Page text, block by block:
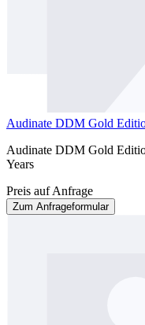
Audinate DDM Gold
Audinate DDM Gold
Years
Preis auf Anfrage
Zum Anfrageformular